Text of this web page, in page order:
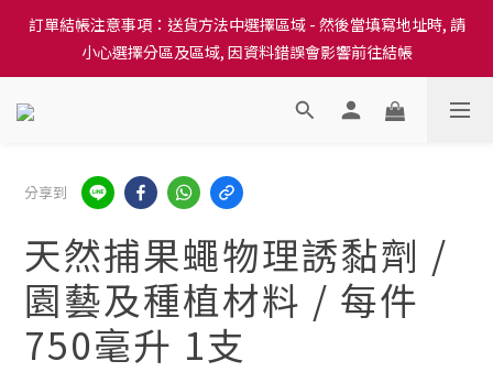
訂單結帳注意事項：送貨方法中選擇區域 - 然後當填寫地址時, 請
小心選擇分區及區域, 因資料錯誤會影響前往結帳
訂單結帳注意事項：送貨方法中選擇區域 - 然後當填寫地址時, 請
小心選擇分區及區域, 因資料錯誤會影響前往結帳
隆重推出本地培育田香雞、金棠雞、粵皇鷄及平原雞等，想食靚雞
訂單結帳注意事項：送貨方法中選擇區域 - 然後當填寫地址時, 請
小心選擇分區及區域, 因資料錯誤會影響前往結帳
分享到
天然捕果蠅物理誘黏劑 /
園藝及種植材料 / 每件
750毫升 1支